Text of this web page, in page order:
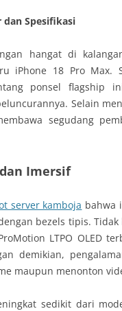
dan Spesifikasi
hangat di
iPhone 18 Pro Max.
ponsel flagship
Selain
segudang
Imersif
server kamboja bahwa
bezels tipis.
LTPO OLED
demikian,
maupun menonton
sedikit dari